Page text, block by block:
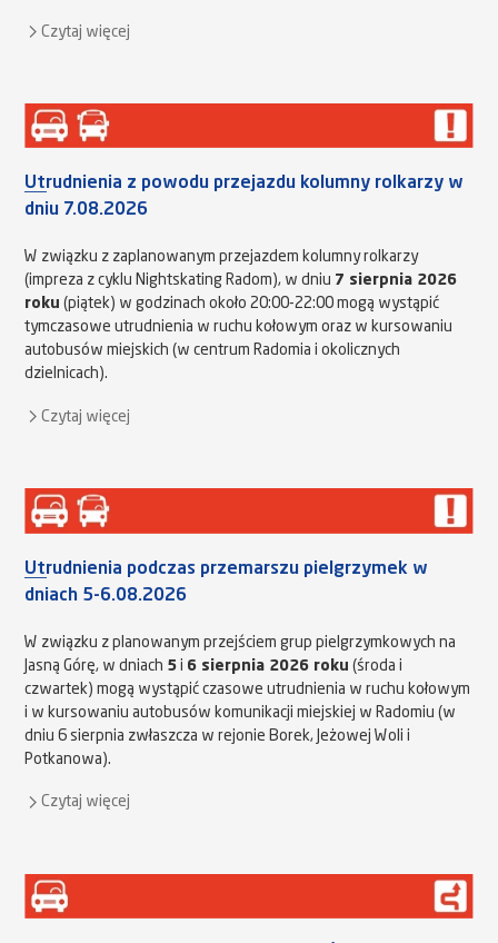
Czytaj więcej
Utrudnienia z powodu przejazdu kolumny rolkarzy w
dniu 7.08.2026
W związku z zaplanowanym przejazdem kolumny rolkarzy
(impreza z cyklu Nightskating Radom), w dniu 7 sierpnia 2026
roku (piątek) w godzinach około 20:00-22:00 mogą wystąpić
tymczasowe utrudnienia w ruchu kołowym oraz w kursowaniu
autobusów miejskich (w centrum Radomia i okolicznych
dzielnicach).
Czytaj więcej
Utrudnienia podczas przemarszu pielgrzymek w
dniach 5-6.08.2026
W związku z planowanym przejściem grup pielgrzymkowych na
Jasną Górę, w dniach 5 i 6 sierpnia 2026 roku (środa i
czwartek) mogą wystąpić czasowe utrudnienia w ruchu kołowym
i w kursowaniu autobusów komunikacji miejskiej w Radomiu (w
dniu 6 sierpnia zwłaszcza w rejonie Borek, Jeżowej Woli i
Potkanowa).
Czytaj więcej